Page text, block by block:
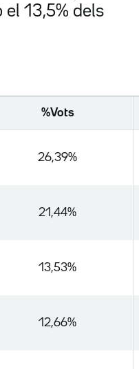
el 13,5% dels
%Vots
26,39%
21,44%
13,53%
12,66%